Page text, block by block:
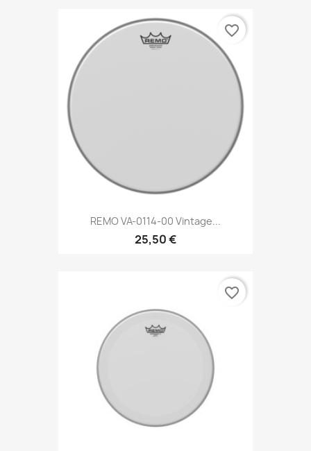
REMO VA-0114-00 Vintage...
25,50 €
favorite_border
favorite_border